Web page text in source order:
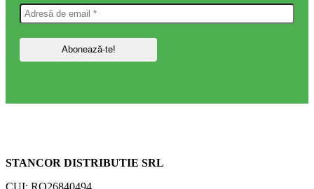
STANCOR DISTRIBUTIE SRL
CUI: RO26840494